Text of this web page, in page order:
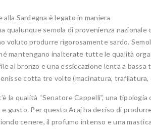
Sardegna è legato in maniera
qualunque semola di provenienza
voluto produrre rigorosamente sardo.
mantengano inalterate tutte le qualità
al bronzo e una essiccazione lenta a
cotta tre volte (macinatura, trafilatura,
la qualità “Senatore Cappelli”, una
gusto. Per questo Araj ha deciso di
cenere, il profumo intenso e una